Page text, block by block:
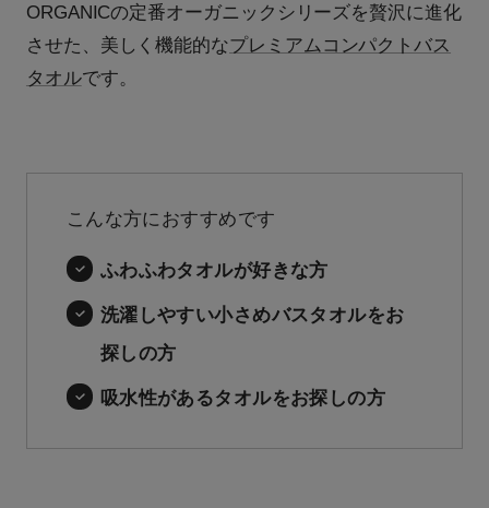
ORGANICの定番オーガニックシリーズを贅沢に進化
させた、美しく機能的なプレミアムコンパクトバス
タオルです。
こんな方におすすめです
ふわふわタオルが好きな方
洗濯しやすい小さめバスタオルをお
探しの方
吸水性があるタオルをお探しの方